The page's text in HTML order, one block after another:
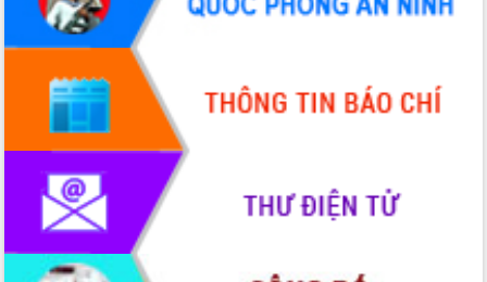
UBND tỉnh họp báo định kỳ tháng 4
năm 2026
Hội thảo khoa học “Giải pháp thúc đẩy
phát triển nền kinh tế xanh tại tỉnh
Đắk Lắk”
Tăng cường giám sát, đôn đốc thực
hiện nhiệm vụ quản lý tài sản công
hàng tuần
Tháo gỡ những vướng mắc, đẩy mạnh
công tác cải cách thủ tục hành chính
tại Trung tâm Phục vụ hành chính
công tỉnh